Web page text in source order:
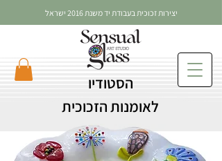
הסטודיו
לאומנות הזכוכית
יצירות זכוכית בעבודת יד משנת 2016 ישראל